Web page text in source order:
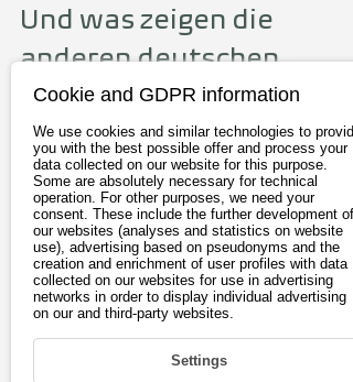
Und was zeigen die
anderen deutschen
Hersteller?
Highlights bei BMW und Mercedes
waren die neu vorgestellten
Mittelklasse-SUV iX3 und GLC, die auch
viele Blicke der Besucher auf sich
zogen. Auch wenn die technischen
Daten wie Ladegeschwindigkeit und
Reichweite endlich zu den führenden
asiatischen Herstellern aufschließen
können, bleibt dennoch der Eindruck
Cookie and GDPR information
We use cookies and similar technologies to provide
you with the best possible offer and process your
data collected on our website for this purpose.
Some are absolutely necessary for technical
operation. For other purposes, we need your
consent. These include the further development of
our websites (analyses and statistics on website
use), advertising based on pseudonyms and the
creation and enrichment of user profiles with data
collected on our websites for use in advertising
networks in order to display individual advertising
on our and third-party websites.
Settings